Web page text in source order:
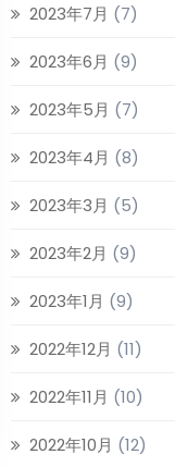
2023年7月 (7)
2023年6月 (9)
2023年5月 (7)
2023年4月 (8)
2023年3月 (5)
2023年2月 (9)
2023年1月 (9)
2022年12月 (11)
2022年11月 (10)
2022年10月 (12)